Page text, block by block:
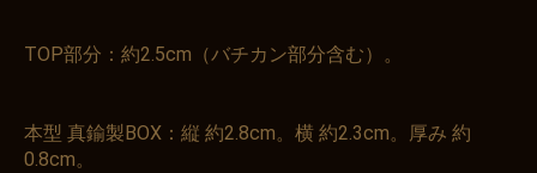
TOP部分：約2.5cm（バチカン部分含む）。
本型 真鍮製BOX：縦 約2.8cm。横 約2.3cm。厚み 約
0.8cm。